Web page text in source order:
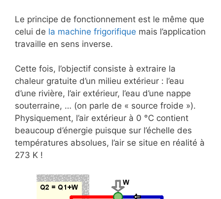
Le principe de fonctionnement est le même que
celui de la machine frigorifique mais l’application
travaille en sens inverse.
Cette fois, l’objectif consiste à extraire la
chaleur gratuite d’un milieu extérieur : l’eau
d’une rivière, l’air extérieur, l’eau d’une nappe
souterraine, … (on parle de « source froide »).
Physiquement, l’air extérieur à 0 °C contient
beaucoup d’énergie puisque sur l’échelle des
températures absolues, l’air se situe en réalité à
273 K !